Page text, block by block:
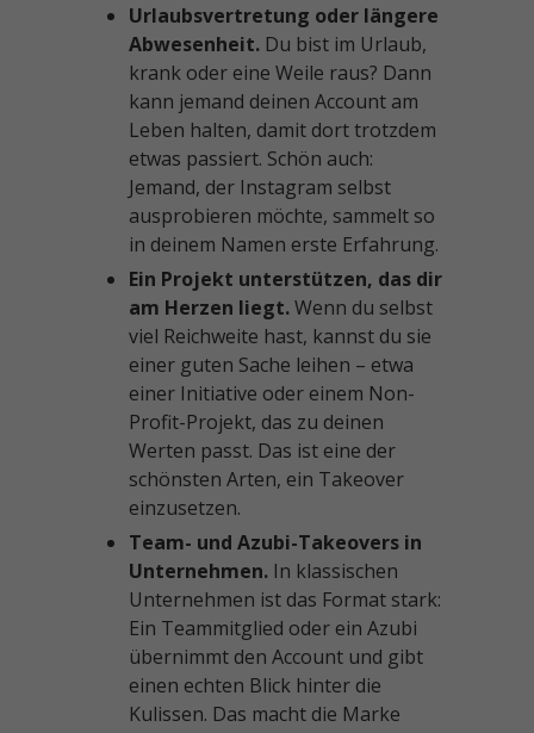
Urlaubsvertretung oder längere
Abwesenheit. Du bist im Urlaub,
krank oder eine Weile raus? Dann
kann jemand deinen Account am
Leben halten, damit dort trotzdem
etwas passiert. Schön auch:
Jemand, der Instagram selbst
ausprobieren möchte, sammelt so
in deinem Namen erste Erfahrung.
Ein Projekt unterstützen, das dir
am Herzen liegt.Wenn du selbst
viel Reichweite hast, kannst du sie
einer guten Sache leihen – etwa
einer Initiative oder einem Non-
Profit-Projekt, das zu deinen
Werten passt. Das ist eine der
schönsten Arten, ein Takeover
einzusetzen.
Team- und Azubi-Takeovers in
Unternehmen. In klassischen
Unternehmen ist das Format stark:
Ein Teammitglied oder ein Azubi
übernimmt den Account und gibt
einen echten Blick hinter die
Kulissen. Das macht die Marke